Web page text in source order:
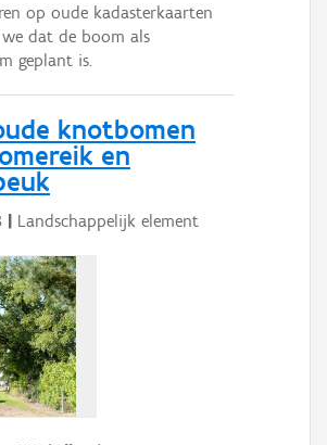
op oude kadasterkaarten
dat de boom als
geplant is.
knotbomen
en
Landschappelijk element